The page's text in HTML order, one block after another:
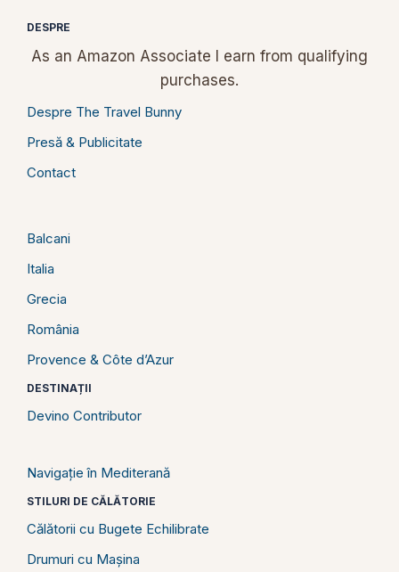
DESPRE
As an Amazon Associate I earn from qualifying
purchases.
Despre The Travel Bunny
Presă & Publicitate
Contact
Balcani
Italia
Grecia
România
Provence & Côte d’Azur
DESTINAȚII
Devino Contributor
Navigație în Mediterană
STILURI DE CĂLĂTORIE
Călătorii cu Bugete Echilibrate
Drumuri cu Mașina